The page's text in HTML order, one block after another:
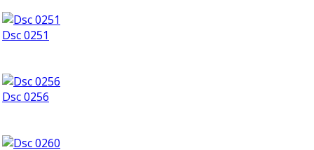
Dsc 0251
Dsc 0256